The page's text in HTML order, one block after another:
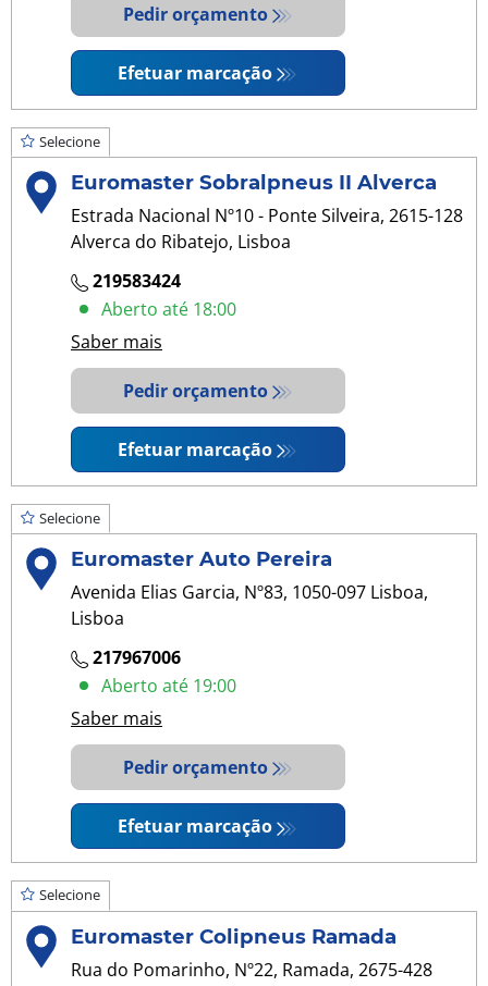
Pedir orçamento
Efetuar marcação
Selecione
Euromaster Sobralpneus II Alverca
Estrada Nacional Nº10 - Ponte Silveira, 2615-128
Alverca do Ribatejo, Lisboa
219583424
Aberto até 18:00
Saber mais
Pedir orçamento
Efetuar marcação
Selecione
Euromaster Auto Pereira
Avenida Elias Garcia, Nº83, 1050-097 Lisboa,
Lisboa
217967006
Aberto até 19:00
Saber mais
Pedir orçamento
Efetuar marcação
Selecione
Euromaster Colipneus Ramada
Rua do Pomarinho, Nº22, Ramada, 2675-428